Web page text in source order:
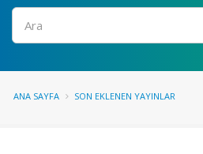
Ara
ANA SAYFA SON EKLENEN YAYINLAR